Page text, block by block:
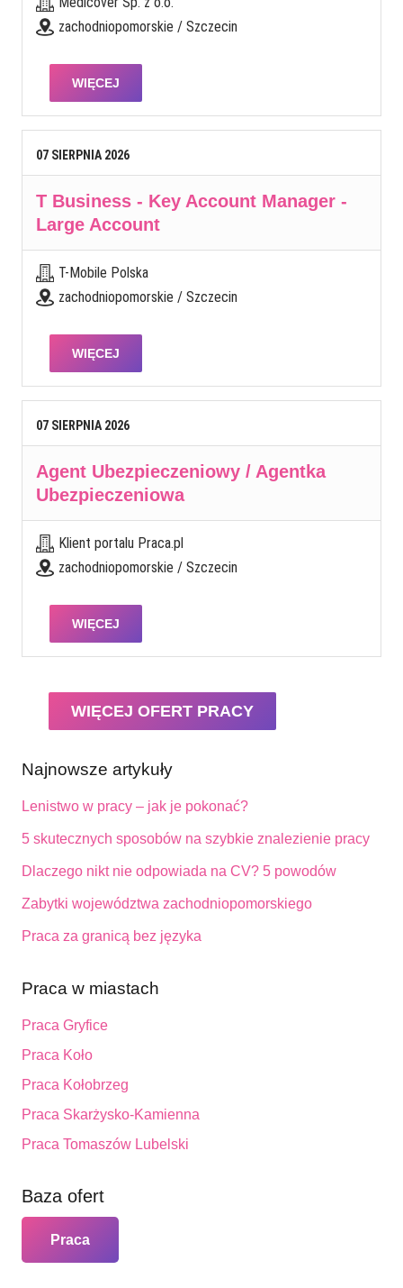
zachodniopomorskie / Szczecin
WIĘCEJ
07 SIERPNIA 2026
T Business - Key Account Manager -
Large Account
T-Mobile Polska
zachodniopomorskie / Szczecin
WIĘCEJ
07 SIERPNIA 2026
Agent Ubezpieczeniowy / Agentka
Ubezpieczeniowa
Klient portalu Praca.pl
zachodniopomorskie / Szczecin
WIĘCEJ
WIĘCEJ OFERT PRACY
Najnowsze artykuły
Lenistwo w pracy – jak je pokonać?
5 skutecznych sposobów na szybkie znalezienie pracy
Dlaczego nikt nie odpowiada na CV? 5 powodów
Zabytki województwa zachodniopomorskiego
Praca za granicą bez języka
Praca w miastach
Praca Gryfice
Praca Koło
Praca Kołobrzeg
Praca Skarżysko-Kamienna
Praca Tomaszów Lubelski
Baza ofert
Praca